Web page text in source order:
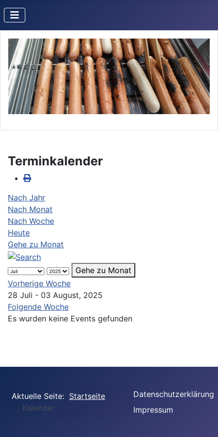
Terminkalender
Nach Jahr
Nach Monat
Nach Woche
Heute
Gehe zu Monat
Gehe zu Monat
Vorherige Woche
28 Juli - 03 August, 2025
Folgende Woche
Es wurden keine Events gefunden
Aktuelle Seite: Startseite
Kalender
Datenschutzerklärung
Impressum